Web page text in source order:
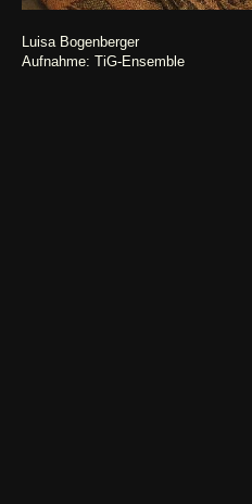
Luisa Bogenberger
Aufnahme: TiG-Ensemble